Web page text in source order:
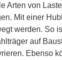
Arten von
Mit einer
werden. So
auf
Ebenso